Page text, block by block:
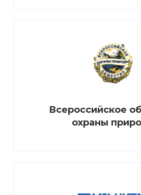
Всероссийское
охраны